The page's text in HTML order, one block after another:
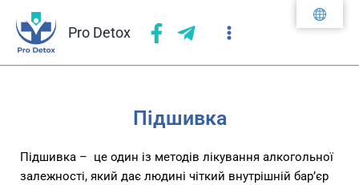
Перейти
вмісту
Pro Detox
Підшивка
Підшивка – це один із методів лікування алкогольної
залежності, який дає людині чіткий внутрішній бар’єр